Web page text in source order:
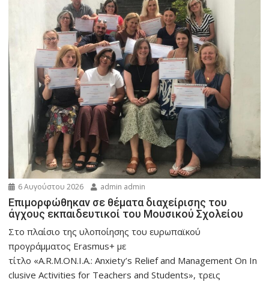
6 Αυγούστου 2026 admin admin
Eπιμορφώθηκαν σε θέματα διαχείρισης του
άγχους εκπαιδευτικοί του Μουσικού Σχολείου
Στο πλαίσιο της υλοποίησης του ευρωπαϊκού
προγράμματος Erasmus+ με
τίτλο «A.R.M.ON.I.A.: Anxiety’s Relief and Management On In
clusive Activities for Teachers and Students», τρεις